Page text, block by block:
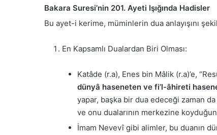
Bakara Suresi’nin 201. Ayeti Işığında Hadisler
Bu ayet-i kerime, müminlerin dua anlayışını
En Kapsamlı Dualardan Biri Olması:
Katâde (r.a), Enes bin Mâlik (r.a)’e,
dünyâ haseneten ve fi’l-âhireti
yapar, başka bir dua edeceği zaman
ve onu dualarının merkezine
İmam Nevevî gibi alimler, bu duanın